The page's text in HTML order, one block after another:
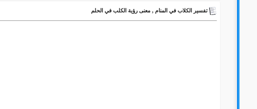
تفسير الكلاب في المنام , معنى رؤية الكلب في الحلم